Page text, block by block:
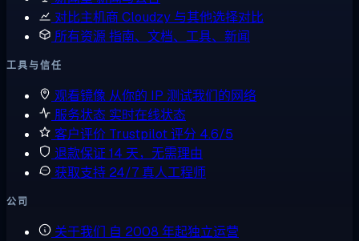
对比主机商 Cloudzy 与其他选择对比
所有资源指南、文档、工具、新闻
工具与信任
观看镜像 从你的 IP 测试我们的网络
服务状态 实时在线状态
客户评价 Trustpilot 评分 4.6/5
退款保证 14 天，无需理由
获取支持 24/7 真人工程师
公司
关于我们 自 2008 年起独立运营